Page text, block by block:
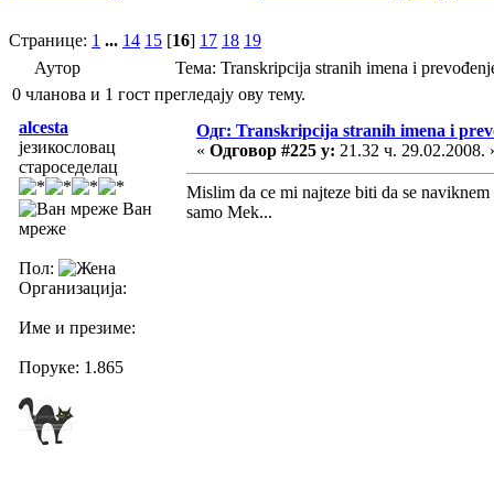
Странице: 1 ... 14 15 [16] 17 18 19
Аутор
Тема: Transkripcija stranih imena i
0 чланова и 1 гост прегледају ову тему.
alcesta
језикословац
староседелац
Ван
мреже
Пол:
Организација:
Име и презиме:
Поруке: 1.865
Одг: Transkripcija stranih imena i
« Одговор #225 у: 21.32 ч. 29.02.2008.
Mislim da ce mi najteze biti da se
samo Mek...